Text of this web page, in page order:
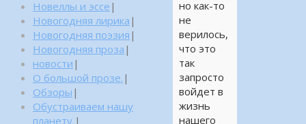
но как-то
не
верилось,
что это
так
запросто
войдет в
жизнь
нашего
Новеллы и эссе |
Новогодняя лирика |
Новогодняя поэзия |
Новогодняя проза |
новости |
О большой прозе. |
Обзоры |
Обустраиваем нашу
планету. |